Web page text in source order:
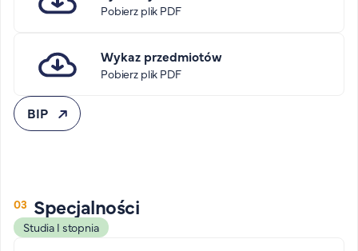
Pobierz plik PDF
Wykaz przedmiotów
Pobierz plik PDF
BIP
Specjalności
Studia I stopnia